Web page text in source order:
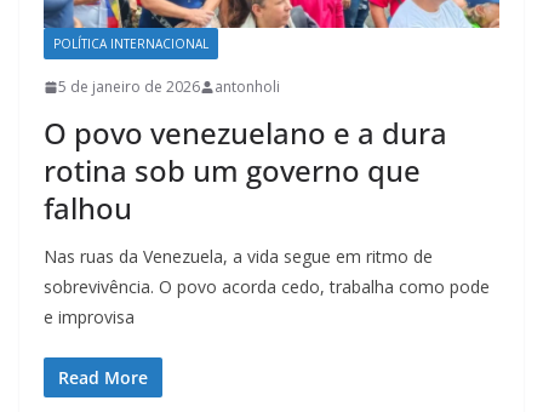
POLÍTICA INTERNACIONAL
5 de janeiro de 2026 antonholi
O povo venezuelano e a dura
rotina sob um governo que
falhou
Nas ruas da Venezuela, a vida segue em ritmo de
sobrevivência. O povo acorda cedo, trabalha como pode
e improvisa
Read More